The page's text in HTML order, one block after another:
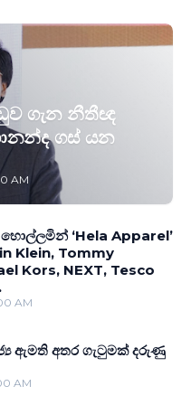
ගැන නීතීඥ
ගස් යන
AM
‘Hela Apparel’
Klein, Tommy
Kors, NEXT, Tesco
AM
ඇමති අතර ගැටුමක් දරුණු
AM